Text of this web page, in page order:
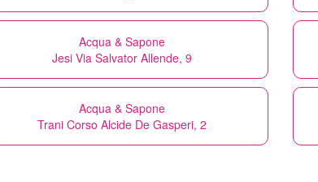
Acqua & Sapone
Jesi Via Salvator Allende, 9
Acqua & Sapone
Trani Corso Alcide De Gasperi, 2